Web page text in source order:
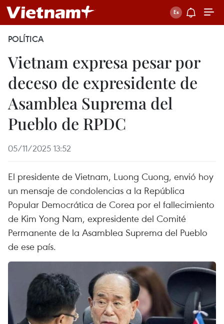
POLÍTICA
Vietnam expresa pesar por
deceso de expresidente de
Asamblea Suprema del
Pueblo de RPDC
05/11/2025 13:52
El presidente de Vietnam, Luong Cuong, envió hoy
un mensaje de condolencias a la República
Popular Democrática de Corea por el fallecimiento
de Kim Yong Nam, expresidente del Comité
Permanente de la Asamblea Suprema del Pueblo
de ese país.